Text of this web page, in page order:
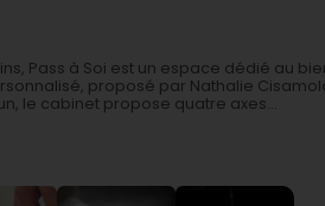
Pass à Soi est un espace dédié au
proposé par Nathalie
le cabinet propose quatre axes...